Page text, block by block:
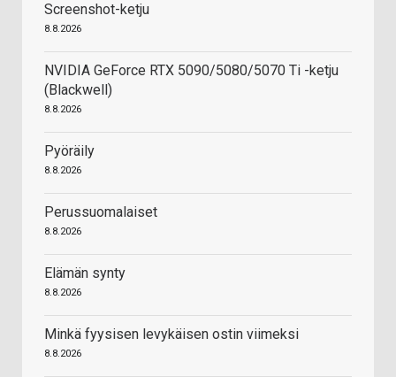
Screenshot-ketju
8.8.2026
NVIDIA GeForce RTX 5090/5080/5070 Ti -ketju
(Blackwell)
8.8.2026
Pyöräily
8.8.2026
Perussuomalaiset
8.8.2026
Elämän synty
8.8.2026
Minkä fyysisen levykäisen ostin viimeksi
8.8.2026